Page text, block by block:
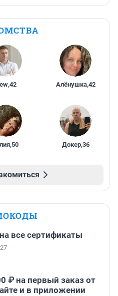
,42 Алёнушка,42
,50 Докер,36
все сертификаты
₽ на первый заказ от
и в приложении